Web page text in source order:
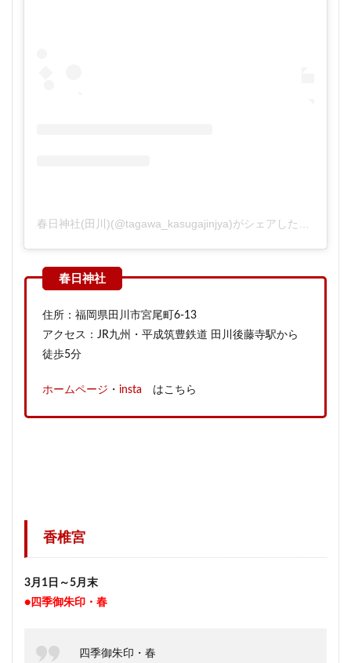
住所：福岡県田川市宮尾町6-13
アクセス：JR九州・平成筑豊鉄道 田川後藤寺駅から
徒歩5分
ホームページ ・ insta はこちら
香椎宮
3月1日～5月末
●四季御朱印・春
四季御朱印・春